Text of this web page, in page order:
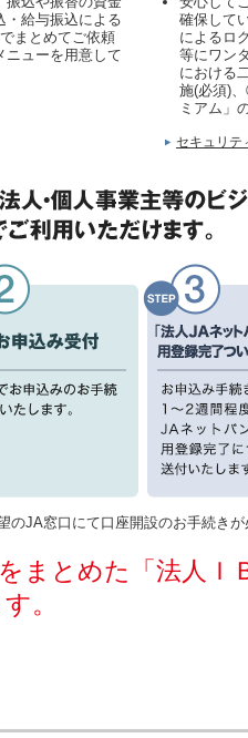
・給与振込による
まとめてご依頼
ニューを用意して
確保して
によるロ
等にワン
における
施(必須)
ミアム」
セキュリテ
JA窓口にて口座開設のお手続きが
まとめた「法人Ｉ
。